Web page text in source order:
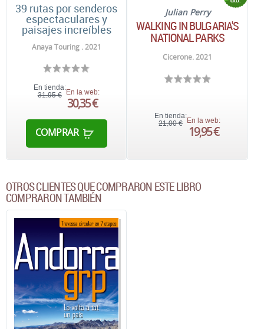
39 rutas por senderos
espectaculares y
paisajes increíbles
Anaya Touring . 2021
En tienda:
31,95 € En la web:
30,35 €
COMPRAR
Julian Perry
WALKING IN BULGARIA'S
NATIONAL PARKS
Cicerone. 2021
En tienda:
21,00 € En la web:
19,95 €
OTROS CLIENTES QUE COMPRARON ESTE LIBRO
COMPRARON TAMBIÉN